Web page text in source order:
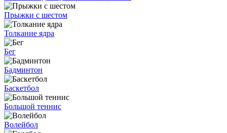
Прыжки с шестом
Толкание ядра
Бег
Бадминтон
Баскетбол
Большой теннис
Волейбол